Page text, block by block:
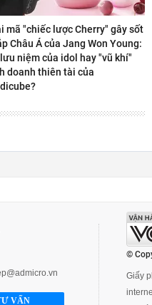
mã "chiếc lược Cherry" gây sốt
Châu Á của Jang Won Young:
niệm của idol hay "vũ khí"
doanh thiên tài của
VẤN
©
Giấy